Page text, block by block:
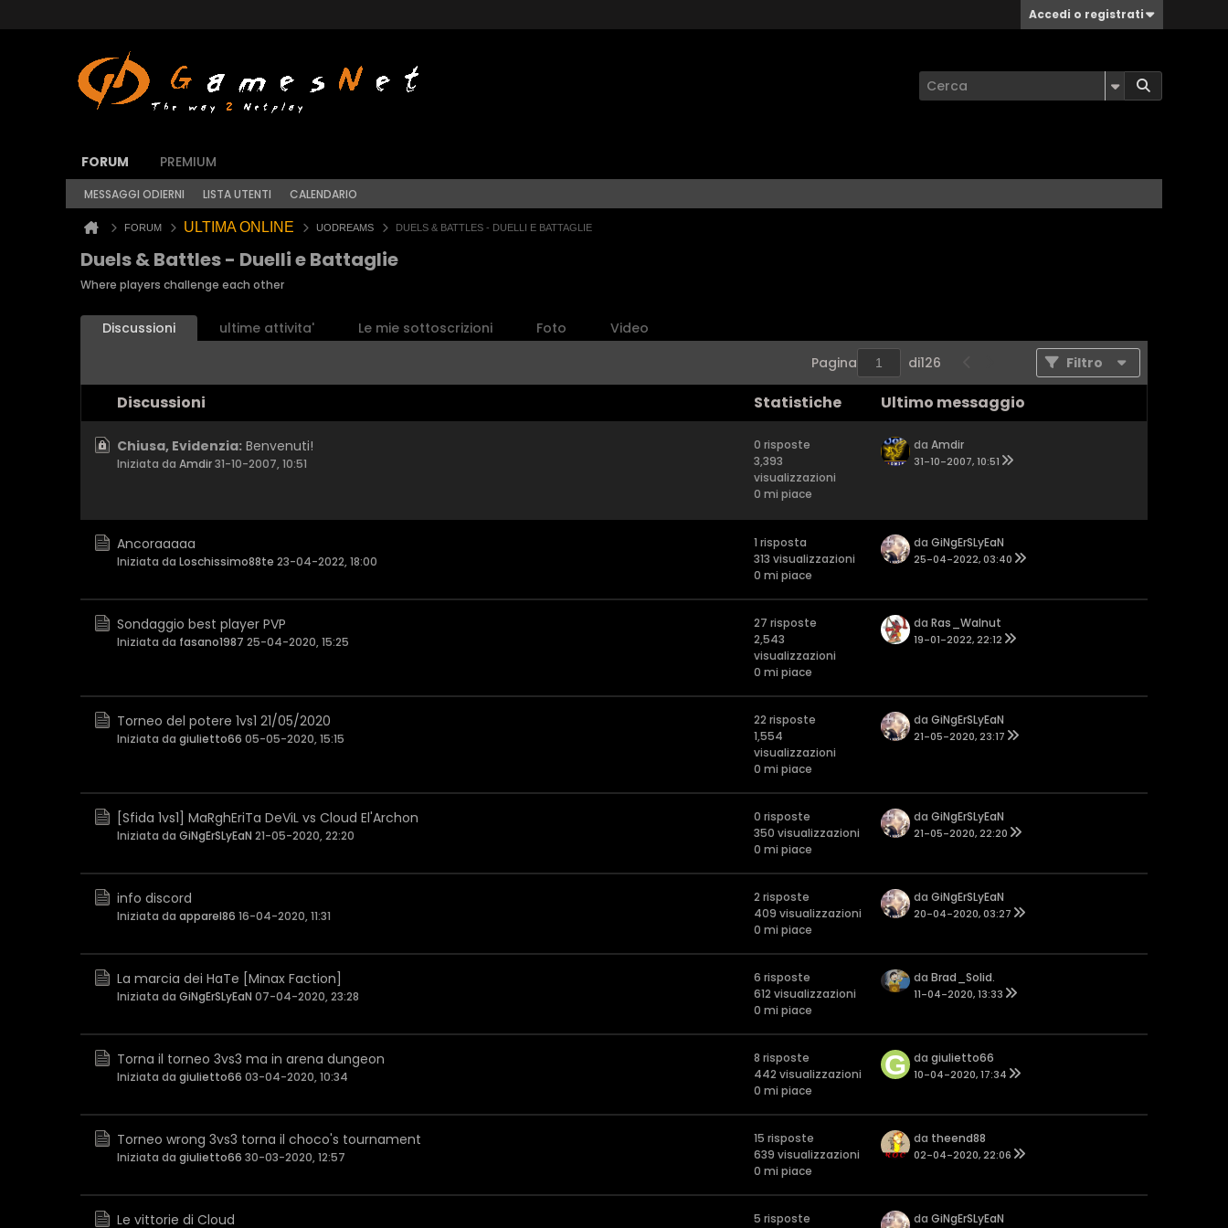
Accedi o registrati
FORUM PREMIUM
MESSAGGI ODIERNI LISTA UTENTI CALENDARIO
FORUM ULTIMA ONLINE UODREAMS DUELS & BATTLES - DUELLI E BATTAGLIE
Duels & Battles - Duelli e Battaglie
Where players challenge each other
Discussioni ultime attivita' Le mie sottoscrizioni Foto
Video
Pagina
di126 Filtro
Discussioni Statistiche Ultimo messaggio
Chiusa, Evidenzia: Benvenuti!
Iniziata da Amdir31-10-2007, 10:51
0 risposte
3,393
visualizzazioni
0 mi piace
da Amdir
31-10-2007, 10:51
Ancoraaaaa
Iniziata da Loschissimo88te 23-04-2022, 18:00
1 risposta
313 visualizzazioni
0 mi piace
da GiNgErSLyEaN
25-04-2022, 03:40
Sondaggio best player PVP
Iniziata da fasano1987 25-04-2020, 15:25
27 risposte
2,543
visualizzazioni
0 mi piace
da Ras_Walnut
19-01-2022, 22:12
Torneo del potere 1vs1 21/05/2020
Iniziata da giulietto66 05-05-2020, 15:15
22 risposte
1,554
visualizzazioni
0 mi piace
da GiNgErSLyEaN
21-05-2020, 23:17
[Sfida 1vs1] MaRghEriTa DeViL vs Cloud El'Archon
Iniziata da GiNgErSLyEaN 21-05-2020, 22:20
0 risposte
350 visualizzazioni
0 mi piace
da GiNgErSLyEaN
21-05-2020, 22:20
info discord
Iniziata da apparel86 16-04-2020, 11:31
2 risposte
409 visualizzazioni
0 mi piace
da GiNgErSLyEaN
20-04-2020, 03:27
La marcia dei HaTe [Minax Faction]
Iniziata da GiNgErSLyEaN 07-04-2020, 23:28
6 risposte
612 visualizzazioni
0 mi piace
da Brad_Solid.
11-04-2020, 13:33
Torna il torneo 3vs3 ma in arena dungeon
Iniziata da giulietto66 03-04-2020, 10:34
8 risposte
442 visualizzazioni
0 mi piace
da giulietto66
10-04-2020, 17:34
Torneo wrong 3vs3 torna il choco's tournament
Iniziata da giulietto66 30-03-2020, 12:57
15 risposte
639 visualizzazioni
0 mi piace
da theend88
02-04-2020, 22:06
Le vittorie di Cloud
5 risposte
da GiNgErSLyEaN